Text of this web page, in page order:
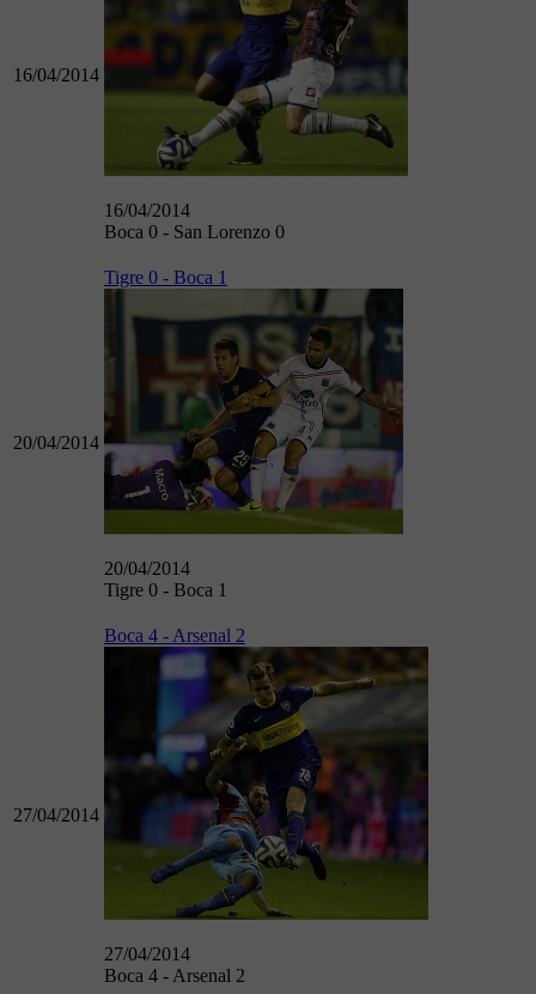
16/04/2014
16/04/2014
Boca 0 - San Lorenzo 0
20/04/2014
Tigre 0 - Boca 1
20/04/2014
Tigre 0 - Boca 1
27/04/2014
Boca 4 - Arsenal 2
27/04/2014
Boca 4 - Arsenal 2